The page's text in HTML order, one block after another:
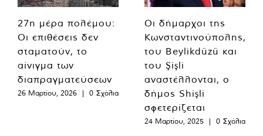
27η μέρα πολέμου:
Οι επιθέσεις δεν
σταματούν, το
αίνιγμα των
διαπραγματεύσεων
26 Μαρτίου, 2026 | 0 Σχόλια
Οι δήμαρχοι της
Κωνσταντινούπολης,
του Beylikdüzü και
του Şişli
αναστέλλονται, ο
δήμος Shişli
σφετερίζεται
24 Μαρτίου, 2025 | 0 Σχόλια